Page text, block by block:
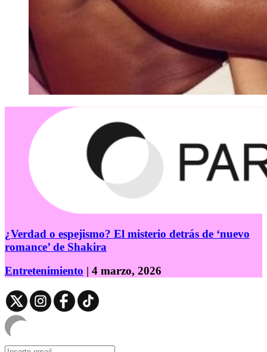
¿Verdad o espejismo? El misterio detrás de ‘nuevo
romance’ de Shakira
Entretenimiento | 4 marzo, 2026